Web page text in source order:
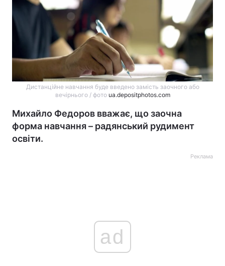
Дистанційне навчання буде введено замість заочного або
вечірнього / фото ua.depositphotos.com
Михайло Федоров вважає, що заочна
форма навчання – радянський рудимент
освіти.
Реклама
ad